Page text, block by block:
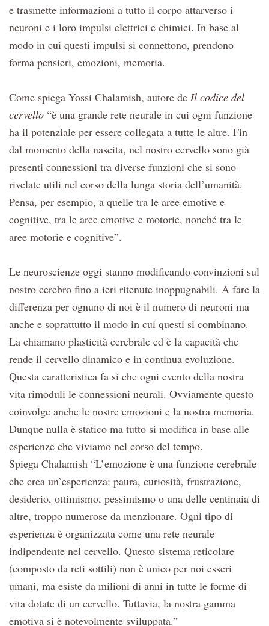
e trasmette informazioni a tutto il corpo attarverso i
neuroni e i loro impulsi elettrici e chimici. In base al
modo in cui questi impulsi si connettono, prendono
forma pensieri, emozioni, memoria.
Come spiega Yossi Chalamish, autore de Il codice del
cervello “è una grande rete neurale in cui ogni funzione
ha il potenziale per essere collegata a tutte le altre. Fin
dal momento della nascita, nel nostro cervello sono già
presenti connessioni tra diverse funzioni che si sono
rivelate utili nel corso della lunga storia dell’umanità.
Pensa, per esempio, a quelle tra le aree emotive e
cognitive, tra le aree emotive e motorie, nonché tra le
aree motorie e cognitive”.
Le neuroscienze oggi stanno modificando convinzioni sul
nostro cerebro fino a ieri ritenute inoppugnabili. A fare la
differenza per ognuno di noi è il numero di neuroni ma
anche e soprattutto il modo in cui questi si combinano.
La chiamano plasticità cerebrale ed è la capacità che
rende il cervello dinamico e in continua evoluzione.
Questa caratteristica fa sì che ogni evento della nostra
vita rimoduli le connessioni neurali. Ovviamente questo
coinvolge anche le nostre emozioni e la nostra memoria.
Dunque nulla è statico ma tutto si modifica in base alle
esperienze che viviamo nel corso del tempo.
Spiega Chalamish “L’emozione è una funzione cerebrale
che crea un’esperienza: paura, curiosità, frustrazione,
desiderio, ottimismo, pessimismo o una delle centinaia di
altre, troppo numerose da menzionare. Ogni tipo di
esperienza è organizzata come una rete neurale
indipendente nel cervello. Questo sistema reticolare
(composto da reti sottili) non è unico per noi esseri
umani, ma esiste da milioni di anni in tutte le forme di
vita dotate di un cervello. Tuttavia, la nostra gamma
emotiva si è notevolmente sviluppata.”